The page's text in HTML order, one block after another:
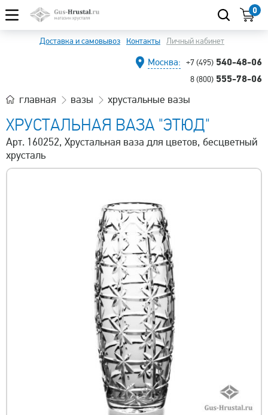
0
Доставка и самовывоз Контакты Личный кабинет
Москва: +7 (495) 540-48-06
8 (800) 555-78-06
главная вазы хрустальные вазы
ХРУСТАЛЬНАЯ ВАЗА "ЭТЮД"
Арт. 160252, Хрустальная ваза для цветов, бесцветный
хрусталь